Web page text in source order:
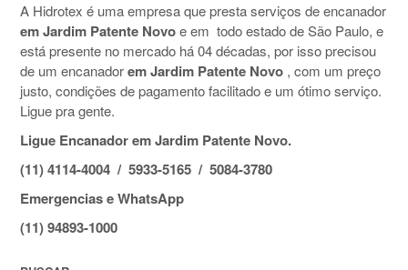
A Hidrotex é uma empresa que presta serviços de encanador
em Jardim Patente Novoe em todo estado de São Paulo, e
está presente no mercado há 04 décadas, por isso precisou
de um encanadorem Jardim Patente Novo , com um preço
justo, condições de pagamento facilitado e um ótimo serviço.
Ligue pra gente.
Ligue Encanador em Jardim Patente Novo.
(11) 4114-4004 / 5933-5165 / 5084-3780
Emergencias e WhatsApp
(11) 94893-1000